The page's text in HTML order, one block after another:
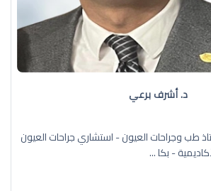
د. أشرف برعي
طب وجراحات العيون - استشاري جراحات العيون
- بكا ...